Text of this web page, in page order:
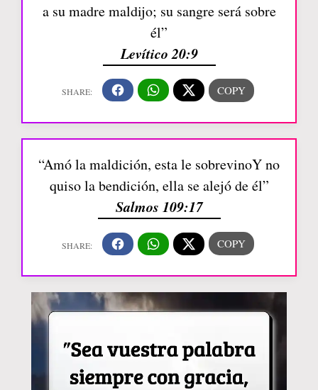
a su madre maldijo; su sangre será sobre
él”
Levítico 20:9
“Amó la maldición, esta le sobrevinoY no
quiso la bendición, ella se alejó de él”
Salmos 109:17